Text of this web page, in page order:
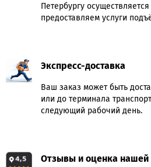
Петербургу
предоставляем услуги
Экспресс-доставка
Ваш заказ может быть
или до терминала
следующий рабочий день.
Отзывы и оценка нашей